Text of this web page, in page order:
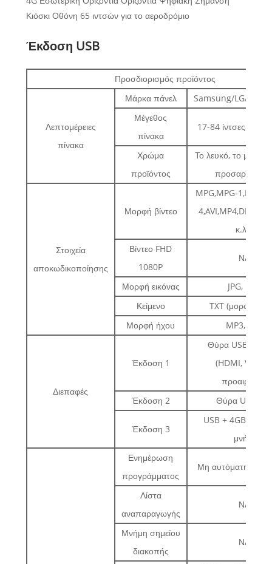
Κιόσκι Οθόνη 65 ιντσών για το αεροδρόμιο
Έκδοση USB
Προσδιορισμός προϊόντος
Λεπτομέρειες
πίνακα
Μάρκα πάνελ
Samsung/LG/
Μέγεθος
πίνακα
17-84 ίντσες
Χρώμα
προϊόντος
Το λευκό, το
Στοιχεία
αποκωδικοποίησης
Μορφή βίντεο
MPG,MPG-1,MPG-
κ.λπ.
Βίντεο FHD
1080P
ΝΑΙ
Μορφή εικόνας
JPG, BMP
Κείμενο
TXT (μορφή
Μορφή ήχου
MP3, WAV
Διεπαφές
Έκδοση 1
Θύρα USB CF+
(HDMI, VGA,
προαιρετικά)
Έκδοση 2
Θύρα USB
Έκδοση 3
USB + 4GB
μνήμη
Ενημέρωση
προγράμματος
Μη αυτόματη
Λίστα
αναπαραγωγής
ΝΑΙ
Μνήμη σημείου
διακοπής
ΝΑΙ